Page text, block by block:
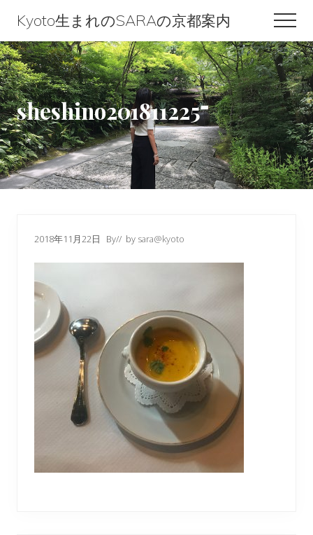
content
primary
sidebar
footer
Kyoto生まれのSARAの京都案内
Kyoto
生
ま
れ
の
SARA
の
sheshino201811225
2018年11月22日 By// by sara@kyoto